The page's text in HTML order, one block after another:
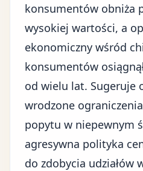
konsumentów obniża
wysokiej wartości, a
ekonomiczny wśród
konsumentów
od wielu lat. Sugeruje
wrodzone
popytu w niepewnym
agresywna polityka
do zdobycia udziałów